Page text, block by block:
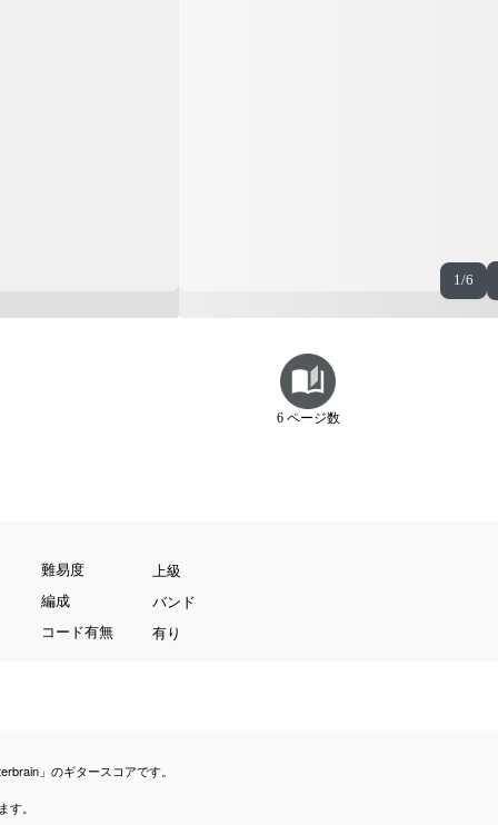
1/6
6 ページ数
難易度
上級
編成
バンド
コード有無
有り
」のギタースコアです。
。